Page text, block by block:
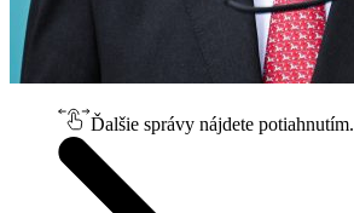
Ďalšie správy nájdete potiahnutím.